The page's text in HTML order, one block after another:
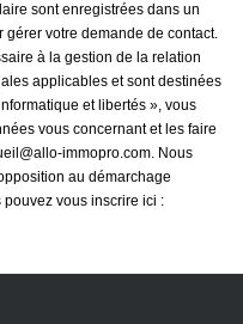
sont enregistrées dans un
gérer votre demande de contact.
à la gestion de la relation
applicables et sont destinées
et libertés », vous
vous concernant et les faire
immopro.com. Nous
au démarchage
vous inscrire ici :